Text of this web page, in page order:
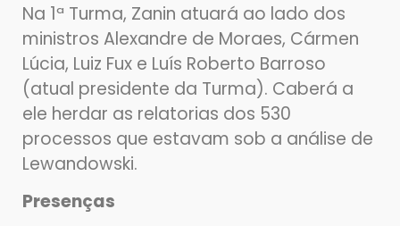
Na 1ª Turma, Zanin atuará ao lado dos
ministros Alexandre de Moraes, Cármen
Lúcia, Luiz Fux e Luís Roberto Barroso
(atual presidente da Turma). Caberá a
ele herdar as relatorias dos 530
processos que estavam sob a análise de
Lewandowski.
Presenças